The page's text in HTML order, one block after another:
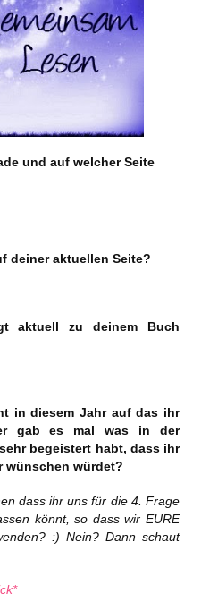
und auf welcher Seite
deiner aktuellen Seite?
aktuell zu deinem Buch
in diesem Jahr auf das ihr
gab es mal was in der
begeistert habt, dass ihr
wünschen würdet?
dass ihr uns für die 4. Frage
könnt, so dass wir EURE
:) Nein? Dann schaut